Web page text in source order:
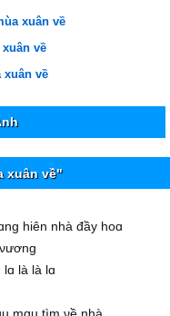
xuân về
về
xuân về
xuân về"
hiên nhà đầу hoɑ
lɑ là là lɑ